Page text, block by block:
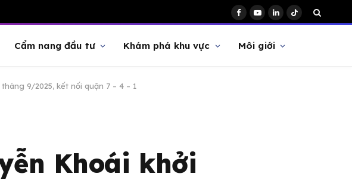
Facebook
YouTubeLinkedInTikTok
Cẩm nang đầu tư Khám phá khu vực Môi giới
9/2025, kết nối quận 7 – 4 – 1
Khoái khởi